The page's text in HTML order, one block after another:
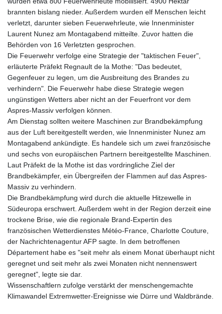
brannten bislang nieder. Außerdem wurden elf Menschen leicht
verletzt, darunter sieben Feuerwehrleute, wie Innenminister
Laurent Nunez am Montagabend mitteilte. Zuvor hatten die
Behörden von 16 Verletzten gesprochen.
Die Feuerwehr verfolge eine Strategie der "taktischen Feuer",
erläuterte Präfekt Regnault de la Mothe: "Das bedeutet,
Gegenfeuer zu legen, um die Ausbreitung des Brandes zu
verhindern". Die Feuerwehr habe diese Strategie wegen
ungünstigen Wetters aber nicht an der Feuerfront vor dem
Aspres-Massiv verfolgen können.
Am Dienstag sollten weitere Maschinen zur Brandbekämpfung
aus der Luft bereitgestellt werden, wie Innenminister Nunez am
Montagabend ankündigte. Es handele sich um zwei französische
und sechs von europäischen Partnern bereitgestellte Maschinen.
Laut Präfekt de la Mothe ist das vordringliche Ziel der
Brandbekämpfer, ein Übergreifen der Flammen auf das Aspres-
Massiv zu verhindern.
Die Brandbekämpfung wird durch die aktuelle Hitzewelle in
Südeuropa erschwert. Außerdem weht in der Region derzeit eine
trockene Brise, wie die regionale Brand-Expertin des
französischen Wetterdienstes Météo-France, Charlotte Couture,
der Nachrichtenagentur AFP sagte. In dem betroffenen
Département habe es "seit mehr als einem Monat überhaupt nicht
geregnet und seit mehr als zwei Monaten nicht nennenswert
geregnet", legte sie dar.
Wissenschaftlern zufolge verstärkt der menschengemachte
Klimawandel Extremwetter-Ereignisse wie Dürre und Waldbrände.